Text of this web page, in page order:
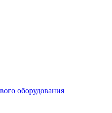
оборудования